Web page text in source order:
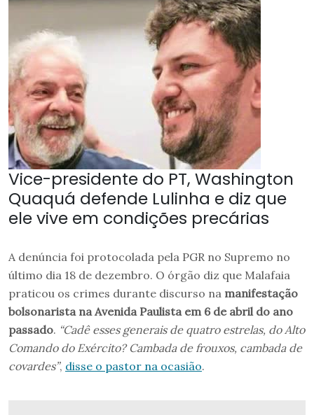
Vice-presidente do PT, Washington
Quaquá defende Lulinha e diz que
ele vive em condições precárias
A denúncia foi protocolada pela PGR no Supremo no
último dia 18 de dezembro. O órgão diz que Malafaia
praticou os crimes durante discurso na manifestação
bolsonarista na Avenida Paulista em 6 de abril do ano
passado. “Cadê esses generais de quatro estrelas, do Alto
Comando do Exército? Cambada de frouxos, cambada de
covardes”, disse o pastor na ocasião.